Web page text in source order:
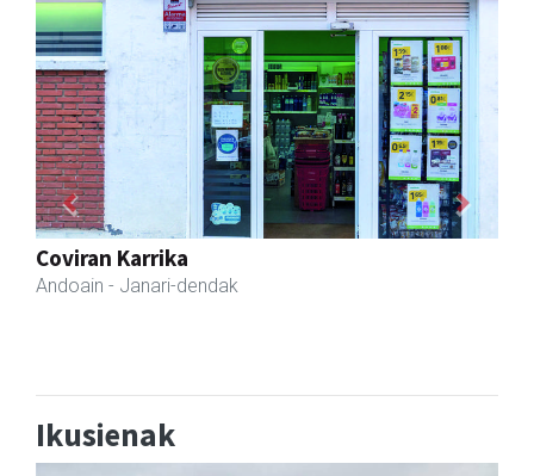
Mendi autoeskola
Andoain - Autoeskolak
Previous Next
Ikusienak